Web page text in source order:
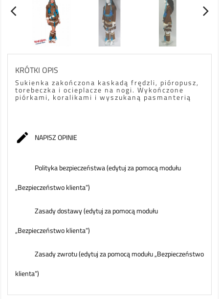
KRÓTKI OPIS
Sukienka zakończona kaskadą frędzli, pióropusz,
torebeczka i ocieplacze na nogi. Wykończone
piórkami, koralikami i wyszukaną pasmanterią
 NAPISZ OPINIE
Polityka bezpieczeństwa (edytuj za pomocą modułu
„Bezpieczeństwo klienta”)
Zasady dostawy (edytuj za pomocą modułu
„Bezpieczeństwo klienta”)
Zasady zwrotu (edytuj za pomocą modułu „Bezpieczeństwo
klienta”)